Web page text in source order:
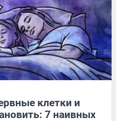
клетки и
7 наивных